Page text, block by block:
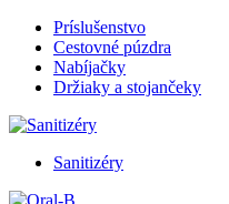
Príslušenstvo
Cestovné púzdra
Nabíjačky
Držiaky a stojančeky
Sanitizéry